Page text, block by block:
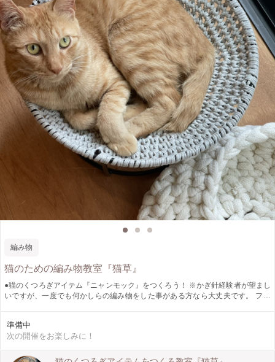
編み物
猫のための編み物教室『猫草』
●猫のくつろぎアイテム『ニャンモック』をつくろう！ ※かぎ針経験者が望まし
いですが、一度でも何かしらの編み物をした事がある方なら大丈夫です。 フラ
程度で作成してものです。 保護猫ちゃんの暮らしている『ねこともハウス
SANCHACO』さんのスペースをお借りして運営しています。猫ちゃん達が寛い
準備中
次の開催をお楽しみに！